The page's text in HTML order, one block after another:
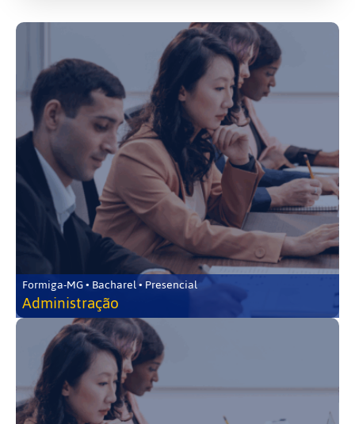
Formiga-MG • Bacharel • Presencial
Administração